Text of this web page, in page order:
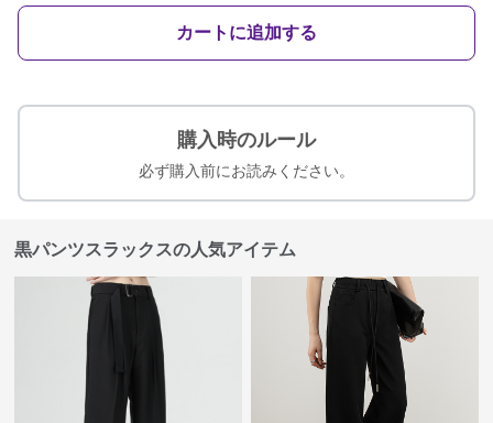
カートに追加する
購入時のルール
必ず購入前にお読みください。
黒パンツスラックスの人気アイテム